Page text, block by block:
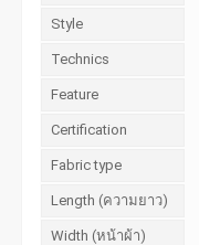
Style
Technics
Feature
Certification
Fabric type
Length (ความยาว)
Width (หน้าผ้า)